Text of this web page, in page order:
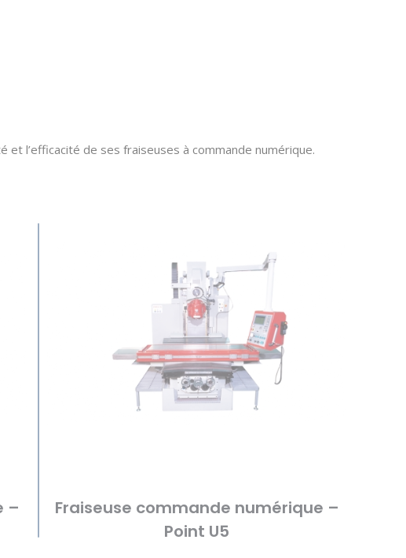
et l’efficacité de sesfraiseuses à commande numérique.
–
Fraiseuse commande numérique –
Point U5